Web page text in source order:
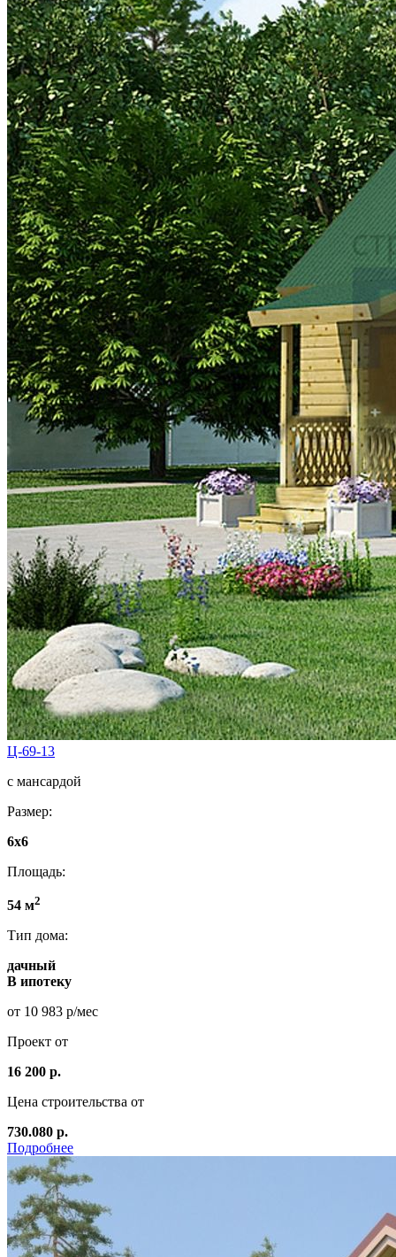
Ц-69-13
с мансардой
Размер:
6х6
Площадь:
54 м2
Тип дома:
дачный
В ипотеку
от 10 983 р/мес
Проект от
16 200 р.
Цена строительства от
730.080 р.
Подробнее